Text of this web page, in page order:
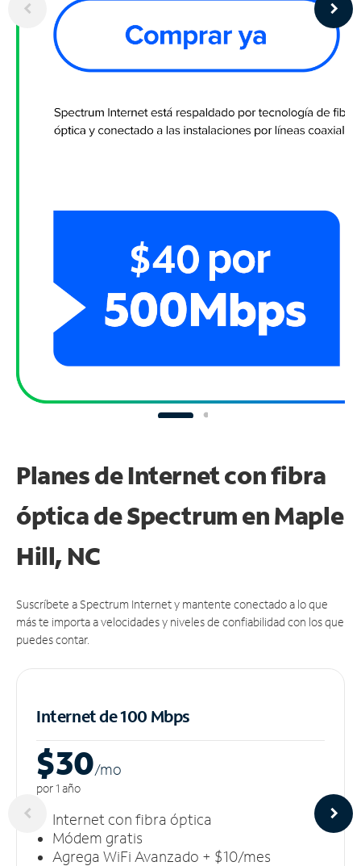
Planes de Internet con fibra
óptica de Spectrum en Maple
Hill, NC
Suscríbete a Spectrum Internet y mantente conectado a lo que
más te importa a velocidades y niveles de confiabilidad con los que
puedes contar.
Internet de 100 Mbps
$30/mo
por 1 año
Internet con fibra óptica
Módem gratis
Agrega WiFi Avanzado + $10/mes